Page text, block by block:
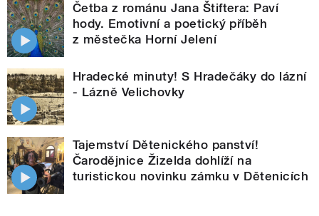
Četba z románu Jana Štiftera: Paví
hody. Emotivní a poetický příběh
z městečka Horní Jelení
Hradecké minuty! S Hradečáky do lázní
- Lázně Velichovky
Tajemství Dětenického panství!
Čarodějnice Žizelda dohlíží na
turistickou novinku zámku v Dětenicích